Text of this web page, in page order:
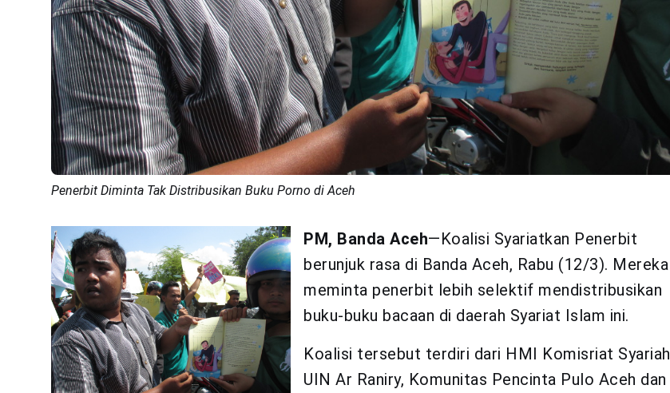
Penerbit Diminta Tak Distribusikan Buku Porno di Aceh
PM, Banda Aceh—Koalisi Syariatkan Penerbit
berunjuk rasa di Banda Aceh, Rabu (12/3). Mereka
meminta penerbit lebih selektif mendistribusikan
buku-buku bacaan di daerah Syariat Islam ini.
Koalisi tersebut terdiri dari HMI Komisriat Syariah
UIN Ar Raniry, Komunitas Pencinta Pulo Aceh dan